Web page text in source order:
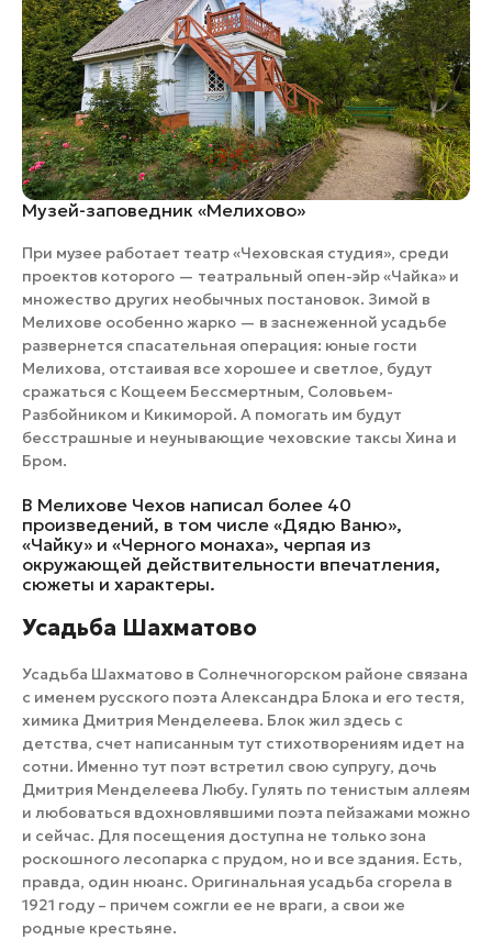
Музей-заповедник «Мелихово»
При музее работает театр «Чеховская студия», среди
проектов которого — театральный опен-эйр «Чайка» и
множество других необычных постановок. Зимой в
Мелихове особенно жарко — в заснеженной усадьбе
развернется спасательная операция: юные гости
Мелихова, отстаивая все хорошее и светлое, будут
сражаться с Кощеем Бессмертным, Соловьем-
Разбойником и Кикиморой. А помогать им будут
бесстрашные и неунывающие чеховские таксы Хина и
Бром.
В Мелихове Чехов написал более 40
произведений, в том числе «Дядю Ваню»,
«Чайку» и «Черного монаха», черпая из
окружающей действительности впечатления,
сюжеты и характеры.
​Усадьба Шахматово
Усадьба Шахматово в Солнечногорском районе связана
с именем русского поэта Александра Блока и его тестя,
химика Дмитрия Менделеева. Блок жил здесь с
детства, счет написанным тут стихотворениям идет на
сотни. Именно тут поэт встретил свою супругу, дочь
Дмитрия Менделеева Любу. Гулять по тенистым аллеям
и любоваться вдохновлявшими поэта пейзажами можно
и сейчас. Для посещения доступна не только зона
роскошного лесопарка с прудом, но и все здания. Есть,
правда, один нюанс. Оригинальная усадьба сгорела в
1921 году – причем сожгли ее не враги, а свои же
родные крестьяне.